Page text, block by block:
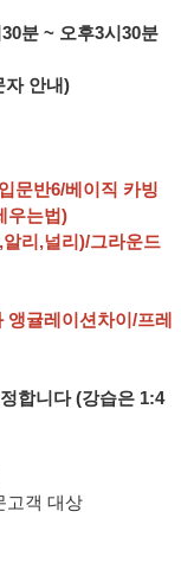
분 ~ 오후3시30분
안내)
문반6/베이직 카빙
우는법)
,널리)/그라운드
귤레이션차이/프레
합니다 (강습은 1:4
고객 대상